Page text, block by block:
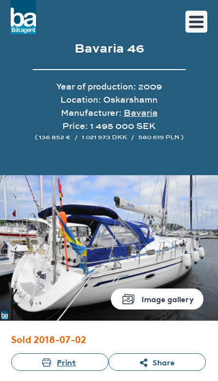
Image gallery
Bavaria 46
Year of production: 2009
Location: Oskarshamn
Manufacturer: Bavaria
Price: 1 495 000 SEK
( 136 852 € / 1 021 973 DKK / 580 619 PLN )
Sold 2018-07-02
Print Share